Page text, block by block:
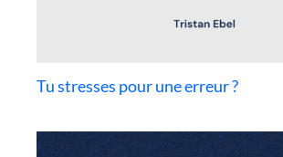
Tu stresses pour une erreur ?